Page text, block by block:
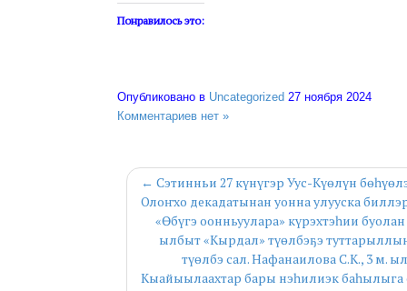
Понравилось это:
Опубликовано в Uncategorized 27 ноября 2024
Комментариев нет »
← Сэтинньи 27 күнүгэр Уус-Күөлүн
Олоҥхо декадатынан уонна улууска
«Өбүгэ оонньуулара» күрэхтэһии
ылбыт «Кырдал» түөлбэҕэ
түөлбэ сал. Нафанаилова С.К., 3 м.
Кыайыылаахтар бары нэһилиэк баһылыга